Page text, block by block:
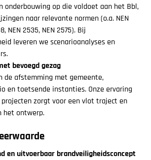
onderbouwing op die voldoet aan het Bbl,
naar relevante normen (o.a. NEN
NEN 2535, NEN 2575). Bij
leveren we scenarioanalyses en
bevoegd gezag
de afstemming met gemeente,
en toetsende instanties. Onze ervaring
projecten zorgt voor een vlot traject en
het ontwerp.
en uitvoerbaar brandveiligheidsconcept